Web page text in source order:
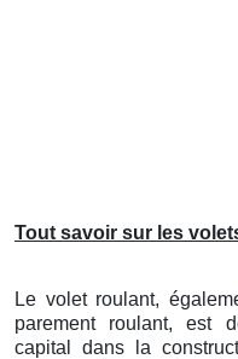
Tout savoir sur les
Le volet roulant,
parement roulant, est
capital dans la